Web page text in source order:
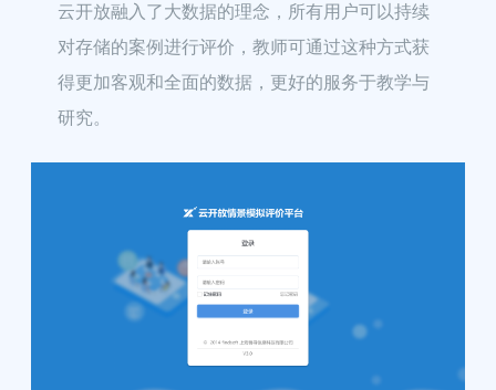
云开放融入了大数据的理念，所有用户可以持续
对存储的案例进行评价，教师可通过这种方式获
得更加客观和全面的数据，更好的服务于教学与
研究。